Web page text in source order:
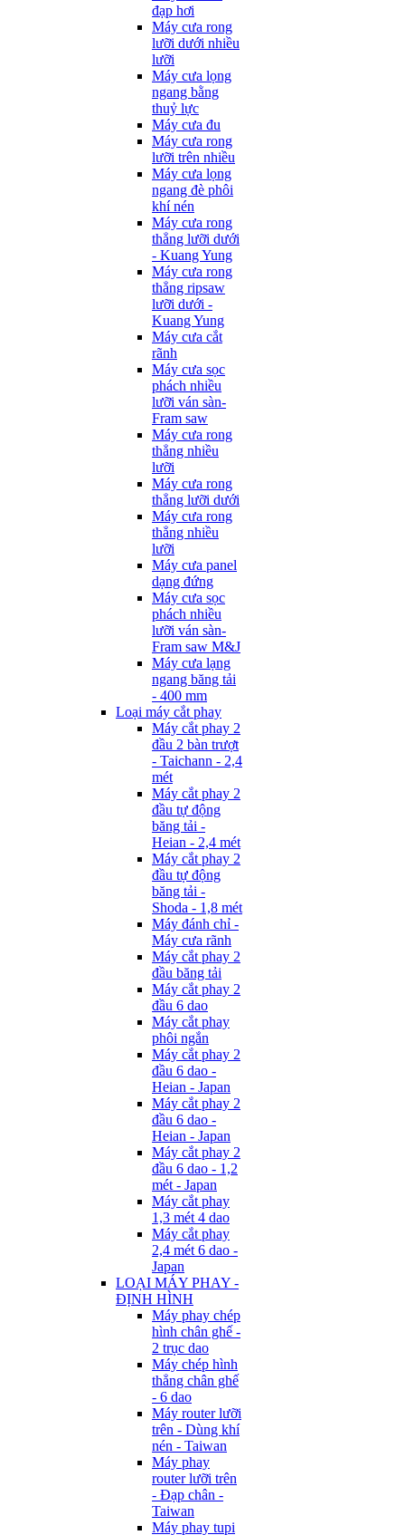
đạp hơi
Máy cưa rong
lưỡi dưới nhiều
lưỡi
Máy cưa lọng
ngang bằng
thuỷ lực
Máy cưa đu
Máy cưa rong
lưỡi trên nhiều
Máy cưa lọng
ngang đè phôi
khí nén
Máy cưa rong
thẳng lưỡi dưới
- Kuang Yung
Máy cưa rong
thẳng ripsaw
lưỡi dưới -
Kuang Yung
Máy cưa cắt
rãnh
Máy cưa sọc
phách nhiều
lưỡi ván sàn-
Fram saw
Máy cưa rong
thẳng nhiều
lưỡi
Máy cưa rong
thẳng lưỡi dưới
Máy cưa rong
thẳng nhiều
lưỡi
Máy cưa panel
dạng đứng
Máy cưa sọc
phách nhiều
lưỡi ván sàn-
Fram saw M&J
Máy cưa lạng
ngang băng tải
- 400 mm
Loại máy cắt phay
Máy cắt phay 2
đầu 2 bàn trượt
- Taichann - 2,4
mét
Máy cắt phay 2
đầu tự động
băng tải -
Heian - 2,4 mét
Máy cắt phay 2
đầu tự động
băng tải -
Shoda - 1,8 mét
Máy đánh chỉ -
Máy cưa rãnh
Máy cắt phay 2
đầu băng tải
Máy cắt phay 2
đầu 6 dao
Máy cắt phay
phôi ngắn
Máy cắt phay 2
đầu 6 dao -
Heian - Japan
Máy cắt phay 2
đầu 6 dao -
Heian - Japan
Máy cắt phay 2
đầu 6 dao - 1,2
mét - Japan
Máy cắt phay
1,3 mét 4 dao
Máy cắt phay
2,4 mét 6 dao -
Japan
LOẠI MÁY PHAY -
ĐỊNH HÌNH
Máy phay chép
hình chân ghế -
2 trục dao
Máy chép hình
thẳng chân ghế
- 6 dao
Máy router lưỡi
trên - Dùng khí
nén - Taiwan
Máy phay
router lưỡi trên
- Đạp chân -
Taiwan
Máy phay tupi